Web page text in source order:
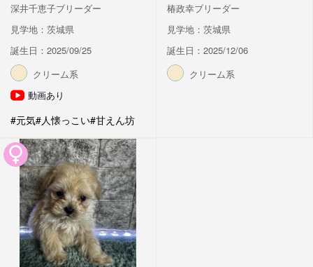
深井千恵子ブリーダー
見学地：茨城県
誕生日：2025/09/25
クリーム系
動画あり
#元気#人懐っこい#甘えん坊
椿政幸ブリーダー
見学地：茨城県
誕生日：2025/12/06
クリーム系